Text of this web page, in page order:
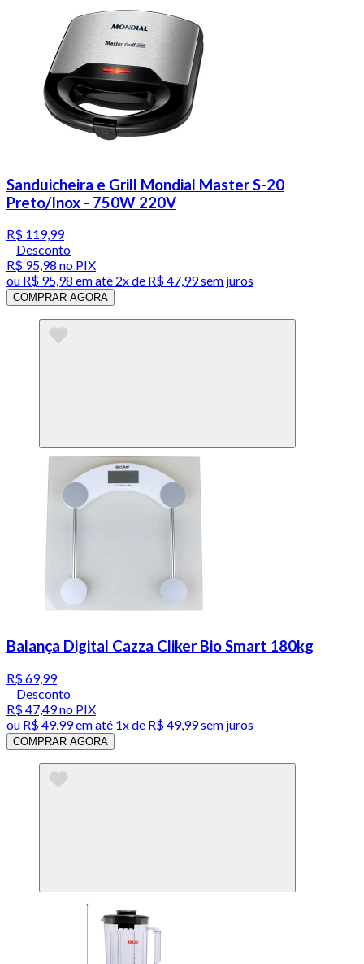
Sanduicheira e Grill Mondial Master S-20
Preto/Inox - 750W 220V
R$ 119,99
Desconto
R$ 95,98 no PIX
ou R$ 95,98 em até 2x de R$ 47,99 sem juros
COMPRAR AGORA
Balança Digital Cazza Cliker Bio Smart 180kg
R$ 69,99
Desconto
R$ 47,49no PIX
ou R$ 49,99em até 1x de R$ 49,99sem juros
COMPRAR AGORA